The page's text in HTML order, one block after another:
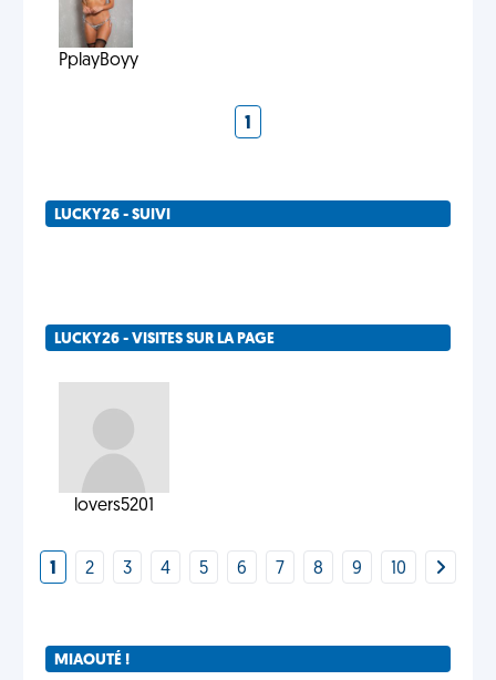
PplayBoyy
1
LUCKY26 - SUIVI
LUCKY26 - VISITES SUR LA PAGE
lovers5201
1 2 3 4 5 6 7 8 9 10
MIAOUTÉ !